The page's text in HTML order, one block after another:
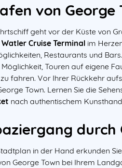
von George
geht vor der Küste von
Cruise Terminal im
Restaurants und
Touren auf eigene
fahren. Vor Ihrer Rückkehr
Town. Lernen Sie die
nach authentischem
durch
in der Hand erkunden
George Town bei Ihrem